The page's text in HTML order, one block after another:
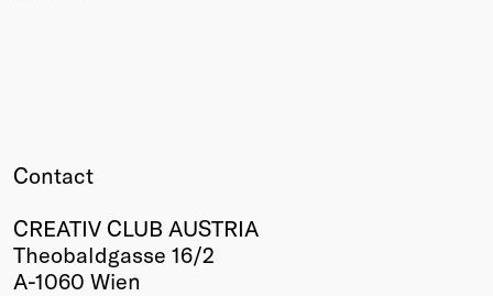
Contact
CREATIV CLUB AUSTRIA
Theobaldgasse 16/2
A-1060 Wien